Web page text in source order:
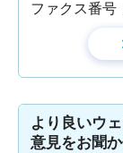
ファクス番号
より良いウ
意見をお聞